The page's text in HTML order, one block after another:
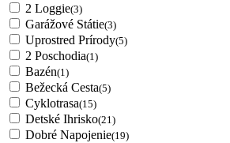
2 Loggie(3)
Garážové Státie(3)
Uprostred Prírody(5)
2 Poschodia(1)
Bazén(1)
Bežecká Cesta(5)
Cyklotrasa(15)
Detské Ihrisko(21)
Dobré Napojenie(19)